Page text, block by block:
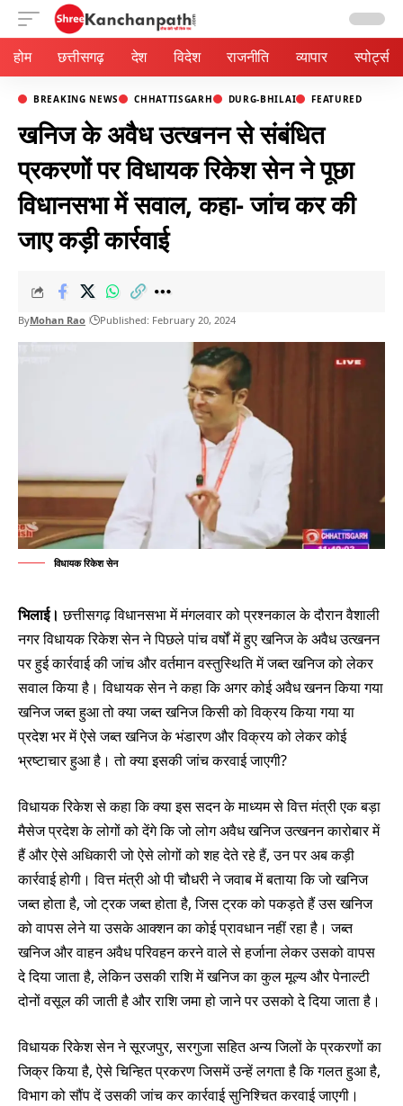
होम छत्तीसगढ़ देश विदेश राजनीति व्यापार स्पोर्ट्स
BREAKING NEWS CHHATTISGARH DURG-BHILAI FEATURED
खनिज के अवैध उत्खनन से संबंधित
प्रकरणों पर विधायक रिकेश सेन ने पूछा
विधानसभा में सवाल, कहा- जांच कर की
जाए कड़ी कार्रवाई
ByMohan Rao Published: February 20, 2024
विधायक रिकेश सेन
भिलाई।छत्तीसगढ़ विधानसभा में मंगलवार को प्रश्नकाल के दौरान वैशाली
नगर विधायक रिकेश सेन ने पिछले पांच वर्षों में हुए खनिज के अवैध उत्खनन
पर हुई कार्रवाई की जांच और वर्तमान वस्तुस्थिति में जब्त खनिज को लेकर
सवाल किया है। विधायक सेन ने कहा कि अगर कोई अवैध खनन किया गया
खनिज जब्त हुआ तो क्या जब्त खनिज किसी को विक्रय किया गया या
प्रदेश भर में ऐसे जब्त खनिज के भंडारण और विक्रय को लेकर कोई
भ्रष्टाचार हुआ है। तो क्या इसकी जांच करवाई जाएगी?
विधायक रिकेश से कहा कि क्या इस सदन के माध्यम से वित्त मंत्री एक बड़ा
मैसेज प्रदेश के लोगों को देंगे कि जो लोग अवैध खनिज उत्खनन कारोबार में
हैं और ऐसे अधिकारी जो ऐसे लोगों को शह देते रहे हैं, उन पर अब कड़ी
कार्रवाई होगी। वित्त मंत्री ओ पी चौधरी ने जवाब में बताया कि जो खनिज
जब्त होता है, जो ट्रक जब्त होता है, जिस ट्रक को पकड़ते हैं उस खनिज
को वापस लेने या उसके आक्शन का कोई प्रावधान नहीं रहा है। जब्त
खनिज और वाहन अवैध परिवहन करने वाले से हर्जाना लेकर उसको वापस
दे दिया जाता है, लेकिन उसकी राशि में खनिज का कुल मूल्य और पेनाल्टी
दोनों वसूल की जाती है और राशि जमा हो जाने पर उसको दे दिया जाता है।
विधायक रिकेश सेन ने सूरजपुर, सरगुजा सहित अन्य जिलों के प्रकरणों का
जिक्र किया है, ऐसे चिन्हित प्रकरण जिसमें उन्हें‌ लगता है कि गलत हुआ है,
विभाग को सौंप दें उसकी जांच कर कार्रवाई सुनिश्चित करवाई जाएगी।